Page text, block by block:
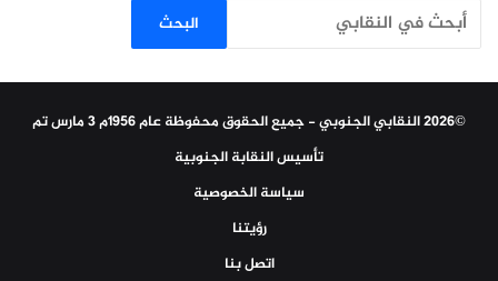
البحث
©2026 النقابي الجنوبي - جميع الحقوق محفوظة عام 1956م 3 مارس تم
تأسيس النقابة الجنوبية
سياسة الخصوصية
رؤيتنا
اتصل بنا